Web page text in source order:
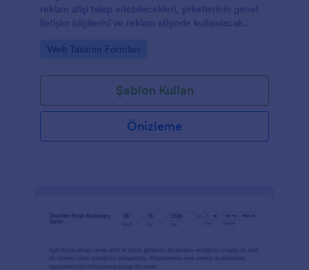
reklam afişi talep edebilecekleri, şirketlerinin genel
iletişim bilgilerini ve reklam afişinde kullanılacak
Go to Category:
Web Tasarım Formları
Şablon Kullan
Önizleme